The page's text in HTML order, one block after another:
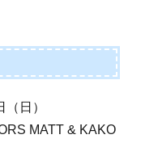
日）
MATT & KAKO